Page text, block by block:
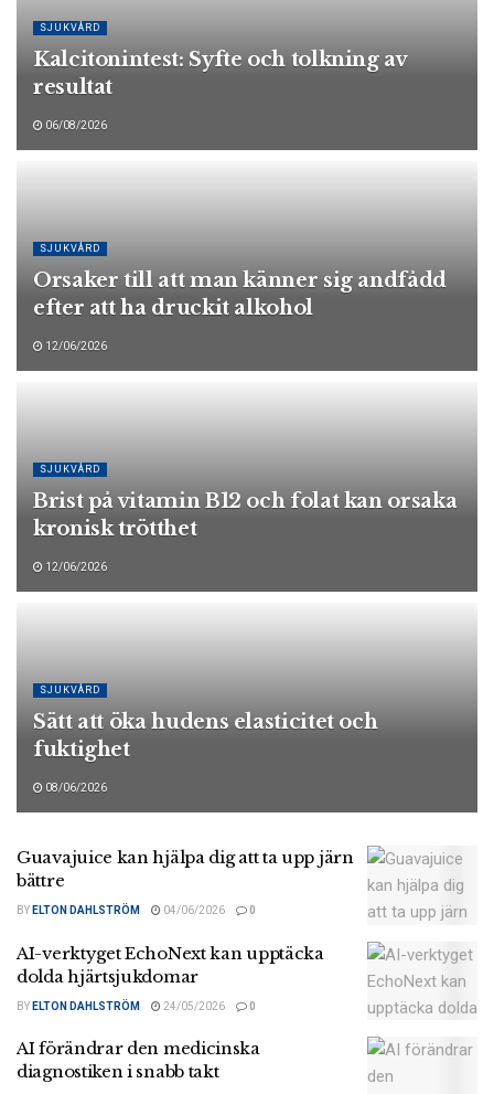
SJUKVÅRD
Kalcitonintest: Syfte och tolkning av
resultat
06/08/2026
SJUKVÅRD
Orsaker till att man känner sig andfådd
efter att ha druckit alkohol
12/06/2026
SJUKVÅRD
Brist på vitamin B12 och folat kan orsaka
kronisk trötthet
12/06/2026
SJUKVÅRD
Sätt att öka hudens elasticitet och
fuktighet
08/06/2026
Guavajuice kan hjälpa dig att ta upp järn
bättre
BY ELTON DAHLSTRÖM 04/06/2026 0
AI-verktyget EchoNext kan upptäcka
dolda hjärtsjukdomar
BY ELTON DAHLSTRÖM 24/05/2026 0
AI förändrar den medicinska
diagnostiken i snabb takt